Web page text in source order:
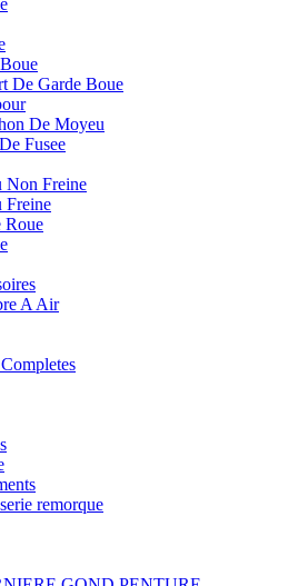
De Garde Boue
De Moyeu
Fusee
Non Freine
Freine
Roue
A Air
remorque